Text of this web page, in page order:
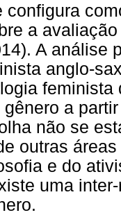
configura
a
A análise
anglo-
a
não se
outras
e do
uma